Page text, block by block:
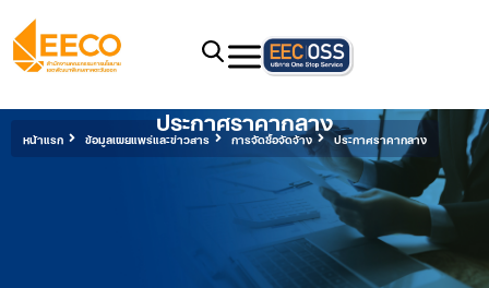
หน้าแรก ข้อมูลเผยแพร่และข่าวสาร การจัดซื้อจัดจ้าง ประกาศราคากลาง
ประกาศราคากลาง